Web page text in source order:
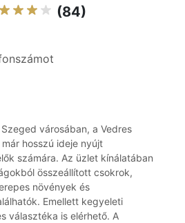
(84)
Szeged városában, a Vedres
hosszú ideje nyújt
számára. Az üzlet kínálatában
összeállított csokrok,
növények és
Emellett kegyeleti
választéka is elérhető. A